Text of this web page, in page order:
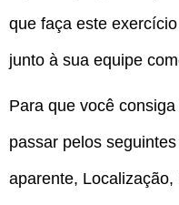
que faça este
junto à sua equipe
Para que você
passar pelos
aparente,